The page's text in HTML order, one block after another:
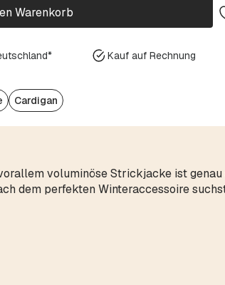
Warenkorb
Kauf auf Rechnung
Cardigan
voluminöse Strickjacke ist genau
dem perfekten Winteraccessoire